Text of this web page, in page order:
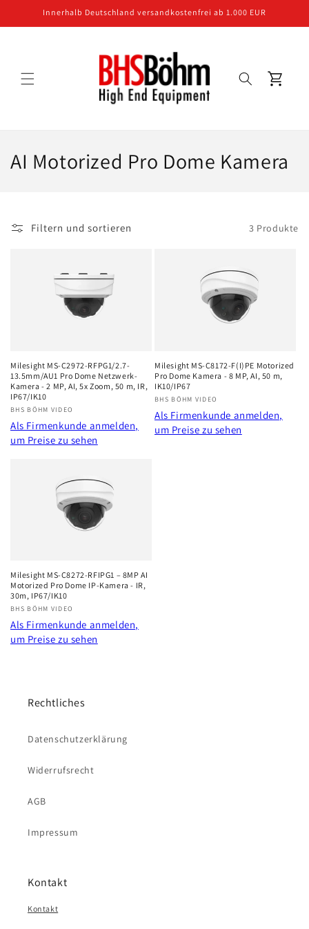
Inhalt
Innerhalb Deutschland versandkostenfrei ab 1.000 EUR
Warenkorb
K
e
e
:
AI Motorized Pro Dome Kamera
Filtern und sortieren 3 Produkte
Milesight MS-C2972-RFPG1/2.7-
13.5mm/AU1 Pro Dome Netzwerk-
Kamera - 2 MP, AI, 5x Zoom, 50 m, IR,
IP67/IK10
Anbieter:
BHS BÖHM VIDEO
Als Firmenkunde anmelden,
um Preise zu sehen
Milesight MS-C8172-F(I)PE Motorized
Pro Dome Kamera - 8 MP, AI, 50 m,
IK10/IP67
Anbieter:
BHS BÖHM VIDEO
Als Firmenkunde anmelden,
um Preise zu sehen
Milesight MS-C8272-RFIPG1 – 8MP AI
Motorized Pro Dome IP-Kamera - IR,
30m, IP67/IK10
Anbieter:
BHS BÖHM VIDEO
Als Firmenkunde anmelden,
um Preise zu sehen
Rechtliches
Datenschutzerklärung
Widerrufsrecht
AGB
Impressum
Kontakt
Kontakt